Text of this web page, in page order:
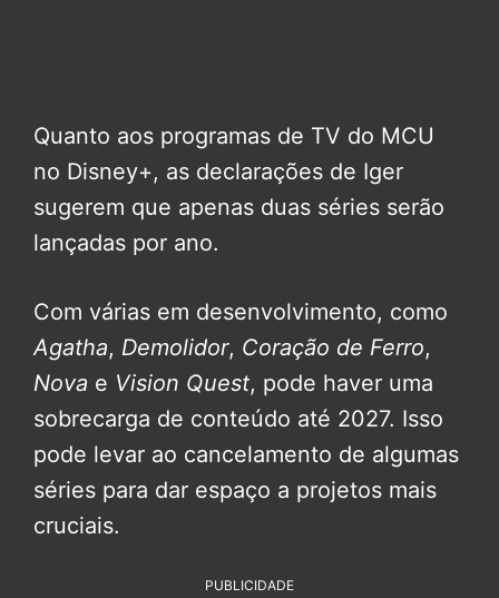
Quanto aos programas de TV do MCU
no Disney+, as declarações de Iger
sugerem que apenas duas séries serão
lançadas por ano.
Com várias em desenvolvimento, como
Agatha, Demolidor, Coração de Ferro,
Nova e Vision Quest, pode haver uma
sobrecarga de conteúdo até 2027. Isso
pode levar ao cancelamento de algumas
séries para dar espaço a projetos mais
cruciais.
PUBLICIDADE